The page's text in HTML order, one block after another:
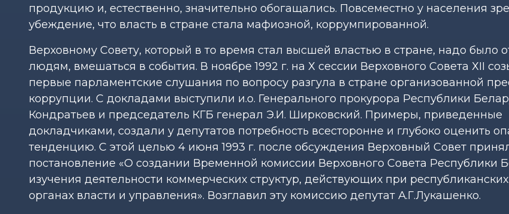
продукцию и, естественно, значительно обогащались. Повсеместно у населения
убеждение, что власть в стране стала мафиозной, коррумпированной.
Верховному Совету, который в то время стал высшей властью в стране, надо было
людям, вмешаться в события. В ноябре 1992 г. на Х сессии Верховного Совета ХII
первые парламентские слушания по вопросу разгула в стране организованной
коррупции. С докладами выступили и.о. Генерального прокурора Республики
Кондратьев и председатель КГБ генерал Э.И. Ширковский. Примеры, приведенные
докладчиками, создали у депутатов потребность всесторонне и глубоко оценить
тенденцию. С этой целью 4 июня 1993 г. после обсуждения Верховный Совет
постановление «О создании Временной комиссии Верховного Совета Республики
изучения деятельности коммерческих структур, действующих при
органах власти и управления». Возглавил эту комиссию депутат А.Г.Лукашенко.